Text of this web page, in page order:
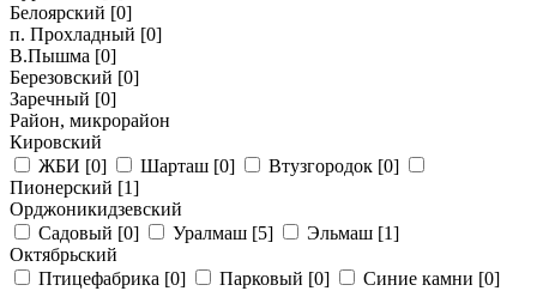
Белоярский [0]
п. Прохладный [0]
В.Пышма [0]
Березовский [0]
Заречный [0]
Район, микрорайон
Кировский
ЖБИ [0] Шарташ [0] Втузгородок [0]
Пионерский [1]
Орджоникидзевский
Садовый [0] Уралмаш [5] Эльмаш [1]
Октябрьский
Птицефабрика [0] Парковый [0] Синие камни [0]